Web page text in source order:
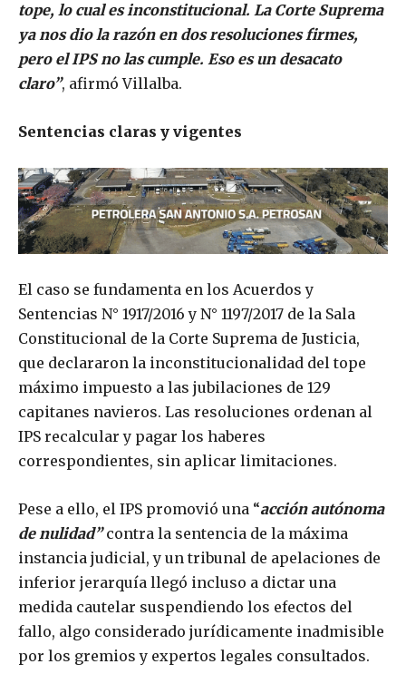
tope, lo cual es inconstitucional. La Corte Suprema
ya nos dio la razón en dos resoluciones firmes,
pero el IPS no las cumple. Eso es un desacato
claro”, afirmó Villalba.
Sentencias claras y vigentes
El caso se fundamenta en los Acuerdos y
Sentencias N° 1917/2016 y N° 1197/2017 de la Sala
Constitucional de la Corte Suprema de Justicia,
que declararon la inconstitucionalidad del tope
máximo impuesto a las jubilaciones de 129
capitanes navieros. Las resoluciones ordenan al
IPS recalcular y pagar los haberes
correspondientes, sin aplicar limitaciones.
Pese a ello, el IPS promovió una “acción autónoma
de nulidad”contra la sentencia de la máxima
instancia judicial, y un tribunal de apelaciones de
inferior jerarquía llegó incluso a dictar una
medida cautelar suspendiendo los efectos del
fallo, algo considerado jurídicamente inadmisible
por los gremios y expertos legales consultados.